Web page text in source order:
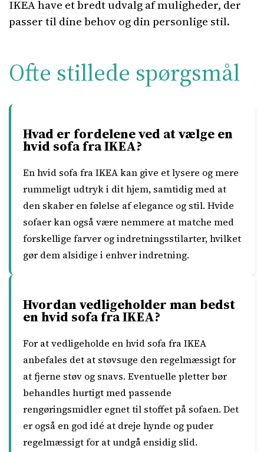
IKEA have et bredt udvalg af muligheder, der
passer til dine behov og din personlige stil.
Ofte stillede spørgsmål
Hvad er fordelene ved at vælge en
hvid sofa fra IKEA?
En hvid sofa fra IKEA kan give et lysere og mere
rummeligt udtryk i dit hjem, samtidig med at
den skaber en følelse af elegance og stil. Hvide
sofaer kan også være nemmere at matche med
forskellige farver og indretningsstilarter, hvilket
gør dem alsidige i enhver indretning.
Hvordan vedligeholder man bedst
en hvid sofa fra IKEA?
For at vedligeholde en hvid sofa fra IKEA
anbefales det at støvsuge den regelmæssigt for
at fjerne støv og snavs. Eventuelle pletter bør
behandles hurtigt med passende
rengøringsmidler egnet til stoffet på sofaen. Det
er også en god idé at dreje hynde og puder
regelmæssigt for at undgå ensidig slid.